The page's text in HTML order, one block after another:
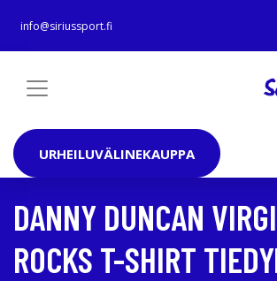
info@siriussport.fi
URHEILUVÄLINEKAUPPA
DANNY DUNCAN
ROCKS T-SHIRT